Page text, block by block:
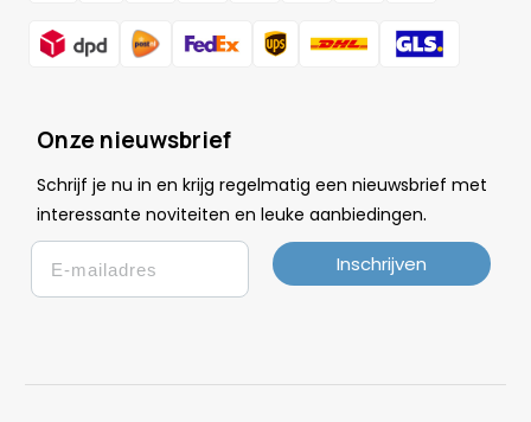
Onze nieuwsbrief
Schrijf je nu in en krijg regelmatig een nieuwsbrief met
interessante noviteiten en leuke aanbiedingen.
Email
Inschrijven